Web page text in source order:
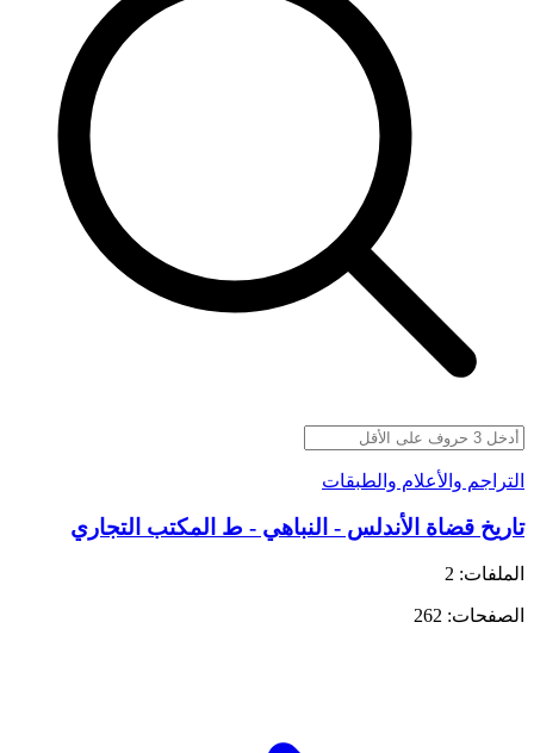
التراجم والأعلام والطبقات
تاريخ قضاة الأندلس - النباهي - ط المكتب التجاري
الملفات: 2
الصفحات: 262